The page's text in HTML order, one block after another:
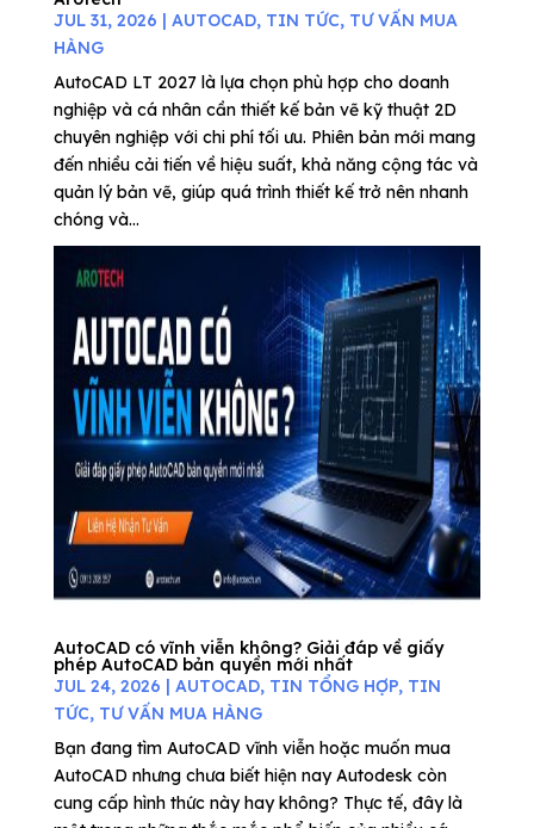
JUL 31, 2026 | AUTOCAD, TIN TỨC, TƯ VẤN MUA
HÀNG
AutoCAD LT 2027 là lựa chọn phù hợp cho doanh
nghiệp và cá nhân cần thiết kế bản vẽ kỹ thuật 2D
chuyên nghiệp với chi phí tối ưu. Phiên bản mới mang
đến nhiều cải tiến về hiệu suất, khả năng cộng tác và
quản lý bản vẽ, giúp quá trình thiết kế trở nên nhanh
chóng và...
AutoCAD có vĩnh viễn không? Giải đáp về giấy
phép AutoCAD bản quyền mới nhất
JUL 24, 2026 | AUTOCAD, TIN TỔNG HỢP, TIN
TỨC, TƯ VẤN MUA HÀNG
Bạn đang tìm AutoCAD vĩnh viễn hoặc muốn mua
AutoCAD nhưng chưa biết hiện nay Autodesk còn
cung cấp hình thức này hay không? Thực tế, đây là